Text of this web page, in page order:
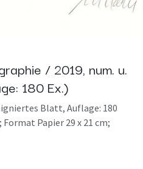
/ 2019, num. u.
180 Ex.)
Blatt, Auflage: 180
Format Papier 29 x 21 cm;